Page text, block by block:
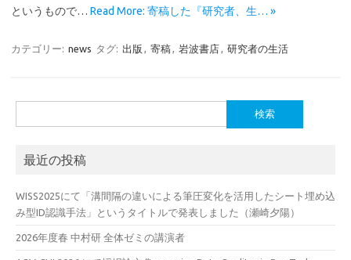
というもので… Read More: 寄稿した『研究者、生… »
カテゴリー: news タグ: 出版 , 寄稿, 岩波書店, 研究者の生活
索:
最近の投稿
WISS2025にて「溝間隔の違いによる筆圧変化を活用したシート埋め込
み型ID認識手法」というタイトルで発表しました（瀬崎夕陽）
2026年度春 中村研 全体ゼミの講演者